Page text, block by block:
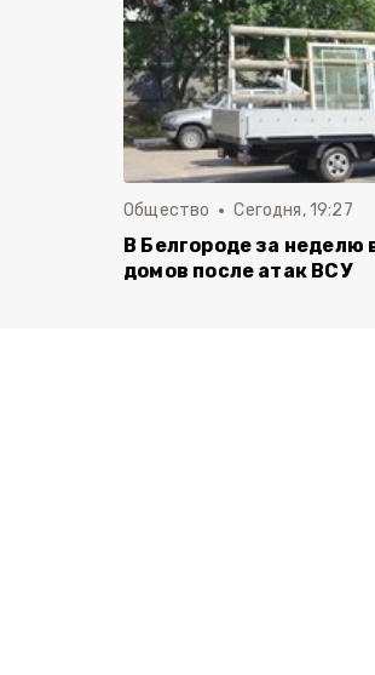
Общество Сегодня, 19:27
В Белгороде за неделю
домов после атак ВСУ